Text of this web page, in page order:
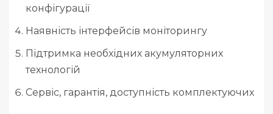
конфігурації
Наявність інтерфейсів моніторингу
Підтримка необхідних акумуляторних
технологій
Сервіс, гарантія, доступність комплектуючих